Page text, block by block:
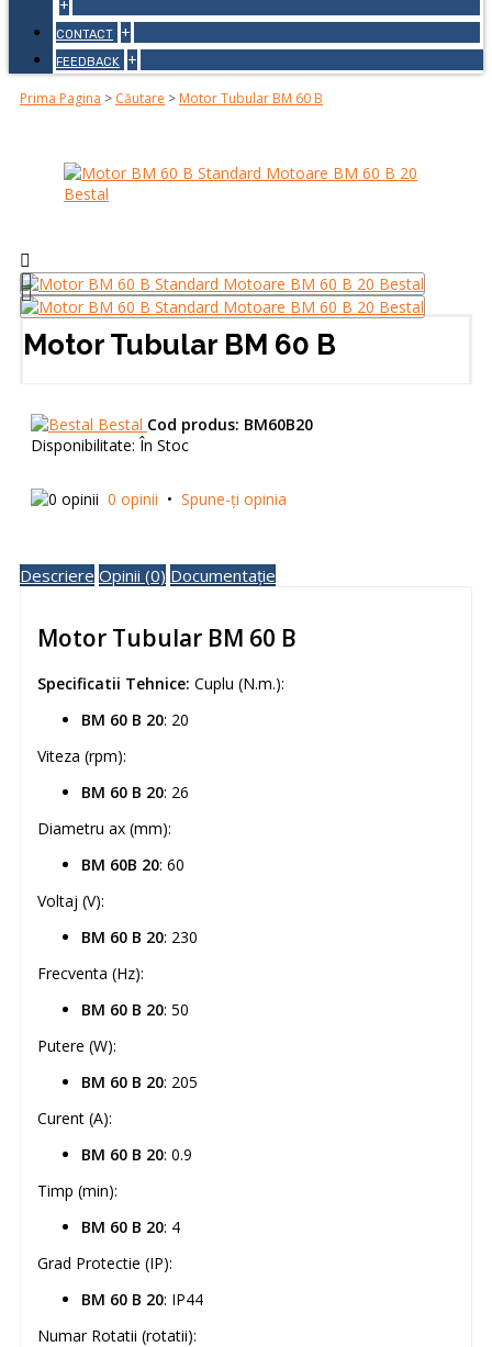
+
CONTACT +
FEEDBACK +
Prima Pagina > Căutare > Motor Tubular BM 60 B
Motor Tubular BM 60 B
Bestal Cod produs: BM60B20
Disponibilitate: În Stoc
0 opinii • Spune-ţi opinia
Descriere Opinii (0) Documentație
Motor Tubular BM 60 B
Specificatii Tehnice: Cuplu (N.m.):
BM 60 B 20: 20
Viteza (rpm):
BM 60 B 20: 26
Diametru ax (mm):
BM 60B 20: 60
Voltaj (V):
BM 60 B 20: 230
Frecventa (Hz):
BM 60 B 20: 50
Putere (W):
BM 60 B 20: 205
Curent (A):
BM 60 B 20: 0.9
Timp (min):
BM 60 B 20: 4
Grad Protectie (IP):
BM 60 B 20: IP44
Numar Rotatii (rotatii):